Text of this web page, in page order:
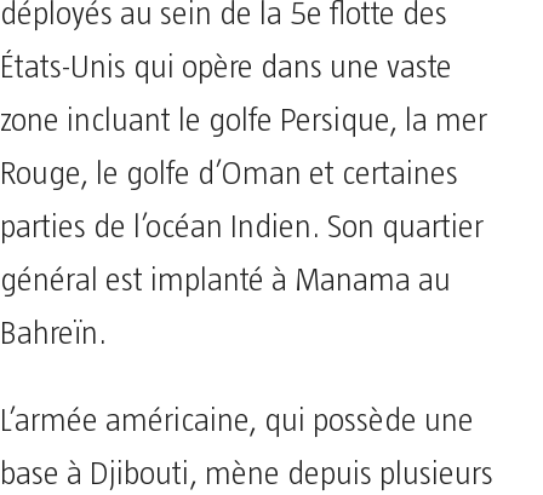
déployés au sein de la 5e flotte des
États-Unis qui opère dans une vaste
zone incluant le golfe Persique, la mer
Rouge, le golfe d’Oman et certaines
parties de l’océan Indien. Son quartier
général est implanté à Manama au
Bahreïn.
L’armée américaine, qui possède une
base à Djibouti, mène depuis plusieurs